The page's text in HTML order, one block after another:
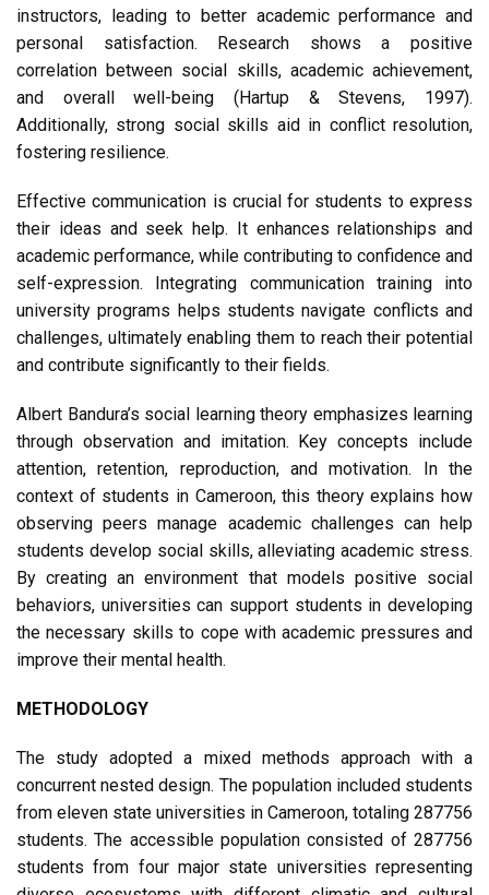
instructors, leading to better academic performance and
personal satisfaction. Research shows a positive
correlation between social skills, academic achievement,
and overall well-being (Hartup & Stevens, 1997).
Additionally, strong social skills aid in conflict resolution,
fostering resilience.
Effective communication is crucial for students to express
their ideas and seek help. It enhances relationships and
academic performance, while contributing to confidence and
self-expression. Integrating communication training into
university programs helps students navigate conflicts and
challenges, ultimately enabling them to reach their potential
and contribute significantly to their fields.
Albert Bandura’s social learning theory emphasizes learning
through observation and imitation. Key concepts include
attention, retention, reproduction, and motivation. In the
context of students in Cameroon, this theory explains how
observing peers manage academic challenges can help
students develop social skills, alleviating academic stress.
By creating an environment that models positive social
behaviors, universities can support students in developing
the necessary skills to cope with academic pressures and
improve their mental health.
METHODOLOGY
The study adopted a mixed methods approach with a
concurrent nested design. The population included students
from eleven state universities in Cameroon, totaling 287756
students. The accessible population consisted of 287756
students from four major state universities representing